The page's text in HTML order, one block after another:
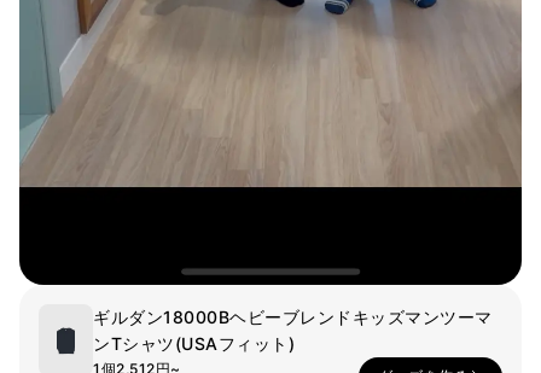
ギルダン18000Bヘビーブレンドキッズマンツーマ
ンTシャツ(USAフィット)
1個2,512円~
サービス紹介
日本語
Printstar
ナイロン
ダウンジャケット
デイリーTシャツ
四季別必須アイテム
シースルートップス
&チューブトップ